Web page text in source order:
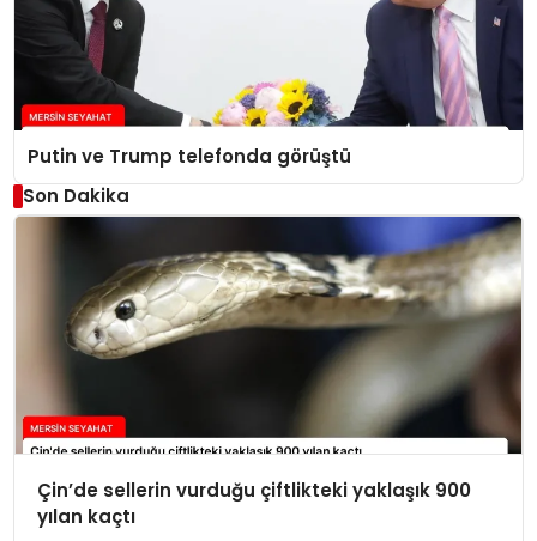
Putin ve Trump telefonda görüştü
Son Dakika
Çin’de sellerin vurduğu çiftlikteki yaklaşık 900
yılan kaçtı